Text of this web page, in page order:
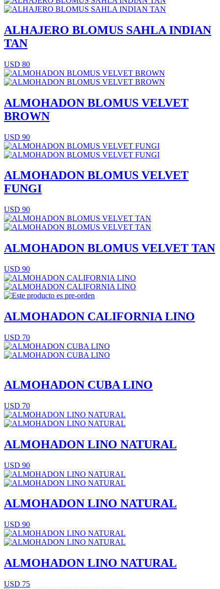
ALHAJERO BLOMUS SAHLA INDIAN
TAN
USD 80
ALMOHADON BLOMUS VELVET
BROWN
USD 90
ALMOHADON BLOMUS VELVET
FUNGI
USD 90
ALMOHADON BLOMUS VELVET TAN
USD 90
ALMOHADON CALIFORNIA LINO
USD 70
ALMOHADON CUBA LINO
USD 70
ALMOHADON LINO NATURAL
USD 90
ALMOHADON LINO NATURAL
USD 90
ALMOHADON LINO NATURAL
USD 75